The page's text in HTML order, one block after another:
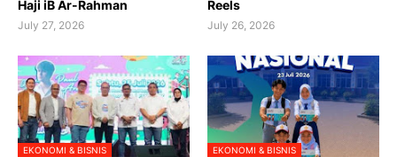
Haji iB Ar-Rahman
July 27, 2026
Reels
July 26, 2026
EKONOMI & BISNIS EKONOMI & BISNIS